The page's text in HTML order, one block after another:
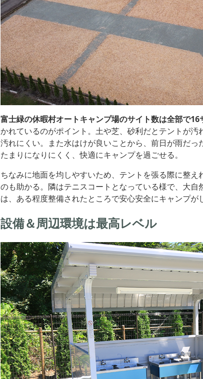
富士緑の休暇村オートキャンプ場のサイト数は全部で16
かれているのがポイント。土や芝、砂利だとテントが汚
汚れにくい。また水はけが良いことから、前日が雨だ
たまりになりにくく、快適にキャンプを過ごせる。
ちなみに地面を均しやすいため、テントを張る際に整え
のも助かる。隣はテニスコートとなっている様で、大自
は、ある程度整備されたところで安心安全にキャンプが
設備＆周辺環境は最高レベル